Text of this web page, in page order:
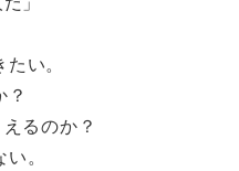
い。
るのか？
。